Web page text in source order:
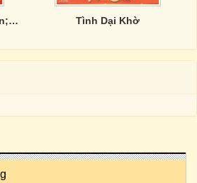
Tình Dại Khờ - Ngọc Sơn; Yến Khoa Tình Dại Khờ